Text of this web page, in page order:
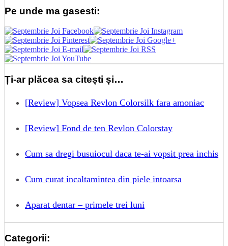
Pe unde ma gasesti:
Ți-ar plăcea sa citești și…
[Review] Vopsea Revlon Colorsilk fara amoniac
[Review] Fond de ten Revlon Colorstay
Cum sa dregi busuiocul daca te-ai vopsit prea inchis
Cum curat incaltamintea din piele intoarsa
Aparat dentar – primele trei luni
Categorii: